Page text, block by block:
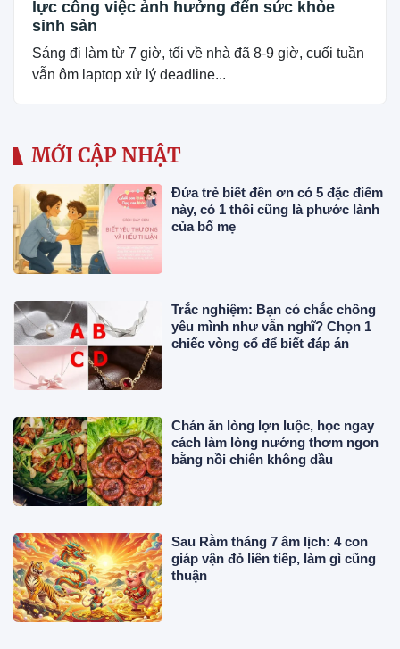
lực công việc ảnh hưởng đến sức khỏe
sinh sản
Sáng đi làm từ 7 giờ, tối về nhà đã 8-9 giờ, cuối tuần
vẫn ôm laptop xử lý deadline...
MỚI CẬP NHẬT
Đứa trẻ biết đền ơn có 5 đặc điểm
này, có 1 thôi cũng là phước lành
của bố mẹ
Trắc nghiệm: Bạn có chắc chồng
yêu mình như vẫn nghĩ? Chọn 1
chiếc vòng cổ để biết đáp án
Chán ăn lòng lợn luộc, học ngay
cách làm lòng nướng thơm ngon
bằng nồi chiên không dầu
Sau Rằm tháng 7 âm lịch: 4 con
giáp vận đỏ liên tiếp, làm gì cũng
thuận